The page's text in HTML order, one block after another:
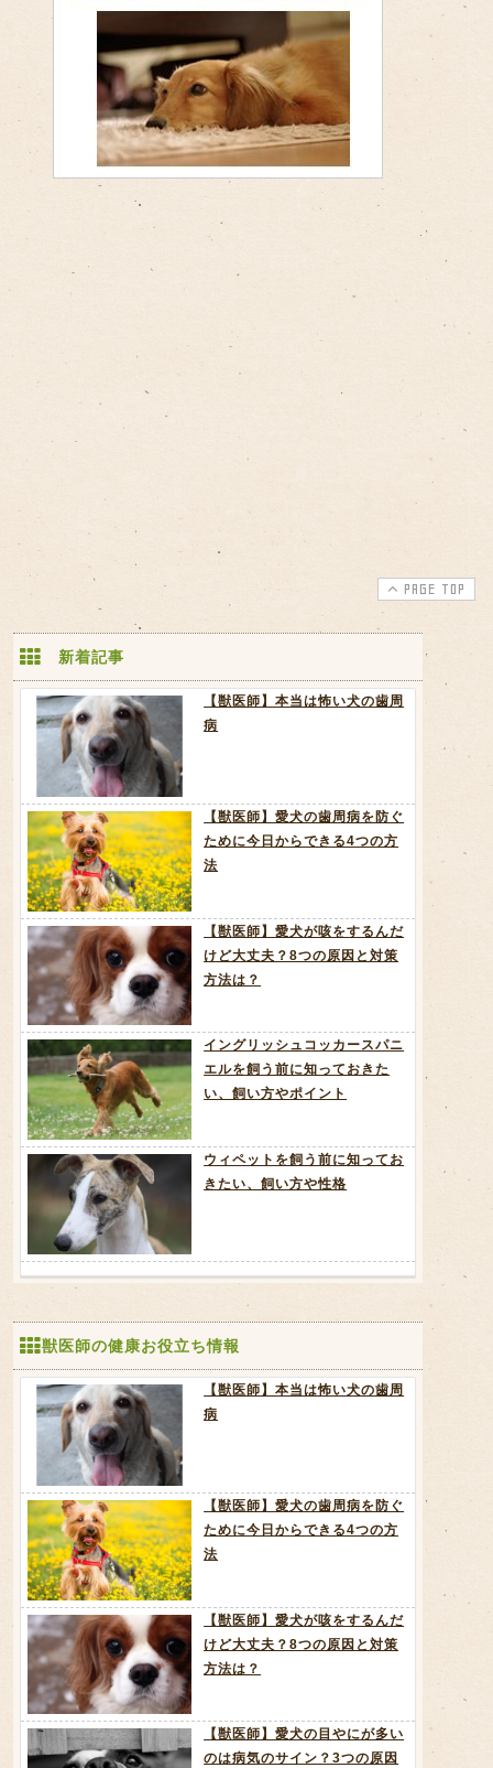
PAGE TOP
新着記事
【獣医師】本当は怖い犬の歯周
病
【獣医師】愛犬の歯周病を防ぐ
ために今日からできる4つの方
法
【獣医師】愛犬が咳をするんだ
けど大丈夫？8つの原因と対策
方法は？
イングリッシュコッカースパニ
エルを飼う前に知っておきた
い、飼い方やポイント
ウィペットを飼う前に知ってお
きたい、飼い方や性格
獣医師の健康お役立ち情報
【獣医師】本当は怖い犬の歯周
病
【獣医師】愛犬の歯周病を防ぐ
ために今日からできる4つの方
法
【獣医師】愛犬が咳をするんだ
けど大丈夫？8つの原因と対策
方法は？
【獣医師】愛犬の目やにが多い
のは病気のサイン？3つの原因